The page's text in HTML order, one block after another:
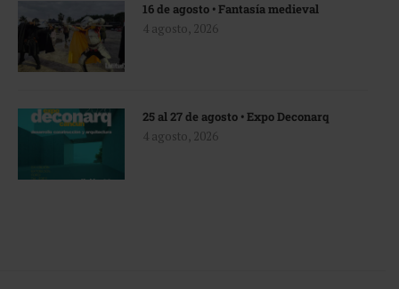
16 de agosto • Fantasía medieval
4 agosto, 2026
25 al 27 de agosto • Expo Deconarq
4 agosto, 2026